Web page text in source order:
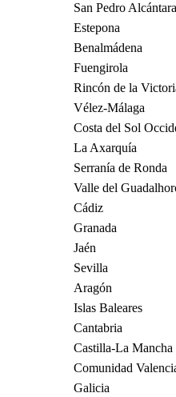
San Pedro Alcántara
Estepona
Benalmádena
Fuengirola
Rincón de la
Vélez-Málaga
Costa del Sol
La Axarquía
Serranía de Ronda
Valle del
Cádiz
Granada
Jaén
Sevilla
Aragón
Islas Baleares
Cantabria
Castilla-La Mancha
Comunidad
Galicia